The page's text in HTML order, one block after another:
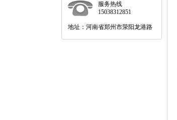
服务热线
15038312851
地址：河南省郑州市荥阳龙港路